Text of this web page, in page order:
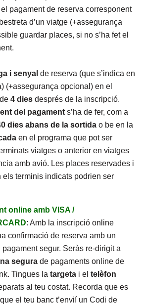
pagament de reserva corresponent
d’un viatge (+assegurança
guardar places, si no s’ha fet el
i senyal de reserva (que s’indica en
(+assegurança opcional) en el
4 dies després de la inscripció.
del pagament s’ha de fer, com a
dies abans de la sortida o be en la
en el programa que pot ser
viatges o anterior en viatges
amb avió. Les places reservades i
els terminis indicats podrien ser
online amb VISA /
: Amb la inscripció online
confirmació de reserva amb un
segur. Seràs re-dirigit a
segura de pagaments online de
Tingues la targeta i el telèfon
al teu costat. Recorda que es
el teu banc t’envií un Codi de